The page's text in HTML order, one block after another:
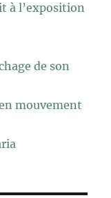
à l’exposition
de son
mouvement